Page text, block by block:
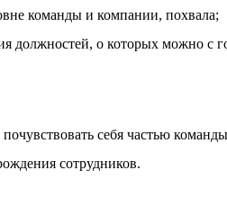
команды и компании, похвала;
должностей, о которых можно с
себя частью
сотрудников.